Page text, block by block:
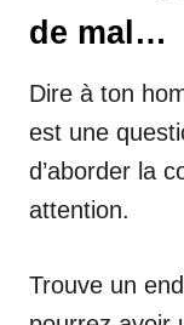
de mal…
Dire à ton
est une
d’aborder la
attention.
Trouve un